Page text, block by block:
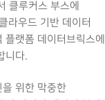
클루커스 부스에
라우드 기반 데이터
랫폼 데이터브릭스에
니다.
위한 막중한